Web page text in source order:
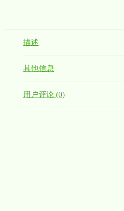
描述
其他信息
用户评论 (0)